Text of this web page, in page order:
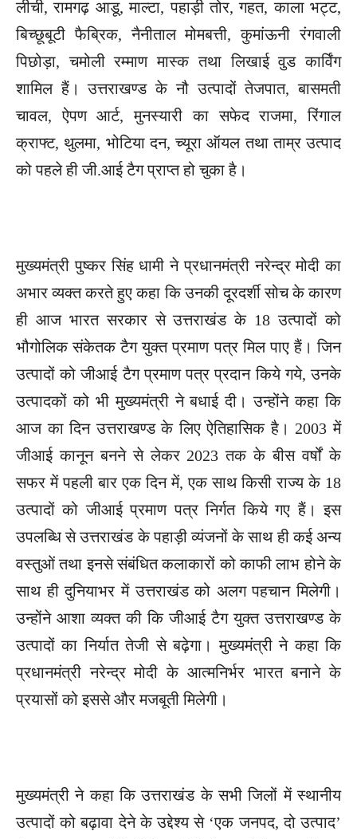
लीची, रामगढ़ आडू, माल्टा, पहाड़ी तोर, गहत, काला भट्ट,
बिच्छूबूटी फैब्रिक, नैनीताल मोमबत्ती, कुमांऊनी रंगवाली
पिछोड़ा, चमोली रम्माण मास्क तथा लिखाई वुड कार्विंग
शामिल हैं। उत्तराखण्ड के नौ उत्पादों तेजपात, बासमती
चावल, ऐपण आर्ट, मुनस्यारी का सफेद राजमा, रिंगाल
क्राफ्ट, थुलमा, भोटिया दन, च्यूरा ऑयल तथा ताम्र उत्पाद
को पहले ही जी.आई टैग प्राप्त हो चुका है।
मुख्यमंत्री पुष्कर सिंह धामी ने प्रधानमंत्री नरेन्द्र मोदी का
अभार व्यक्त करते हुए कहा कि उनकी दूरदर्शी सोच के कारण
ही आज भारत सरकार से उत्तराखंड के 18 उत्पादों को
भौगोलिक संकेतक टैग युक्त प्रमाण पत्र मिल पाए हैं। जिन
उत्पादों को जीआई टैग प्रमाण पत्र प्रदान किये गये, उनके
उत्पादकों को भी मुख्यमंत्री ने बधाई दी। उन्होंने कहा कि
आज का दिन उत्तराखण्ड के लिए ऐतिहासिक है। 2003 में
जीआई कानून बनने से लेकर 2023 तक के बीस वर्षों के
सफर में पहली बार एक दिन में, एक साथ किसी राज्य के 18
उत्पादों को जीआई प्रमाण पत्र निर्गत किये गए हैं। इस
उपलब्धि से उत्तराखंड के पहाड़ी व्यंजनों के साथ ही कई अन्य
वस्तुओं तथा इनसे संबंधित कलाकारों को काफी लाभ होने के
साथ ही दुनियाभर में उत्तराखंड को अलग पहचान मिलेगी।
उन्होंने आशा व्यक्त की कि जीआई टैग युक्त उत्तराखण्ड के
उत्पादों का निर्यात तेजी से बढ़ेगा। मुख्यमंत्री ने कहा कि
प्रधानमंत्री नरेन्द्र मोदी के आत्मनिर्भर भारत बनाने के
प्रयासों को इससे और मजबूती मिलेगी।
मुख्यमंत्री ने कहा कि उत्तराखंड के सभी जिलों में स्थानीय
उत्पादों को बढ़ावा देने के उद्देश्य से ‘एक जनपद, दो उत्पाद’